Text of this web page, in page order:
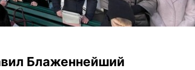
Блаженнейший